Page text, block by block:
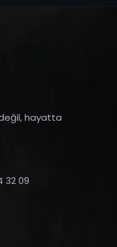
hayatta
32 09